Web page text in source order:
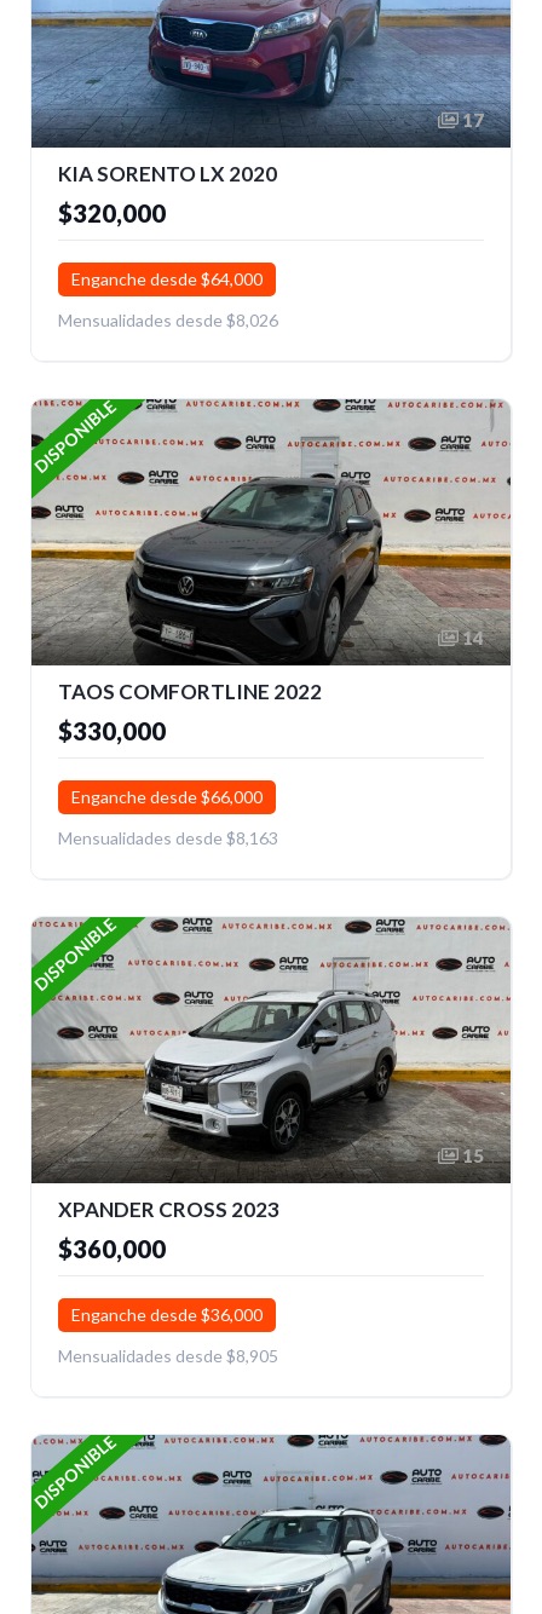
17
KIA SORENTO LX 2020
$320,000
Enganche desde $64,000
Mensualidades desde $8,026
DISPONIBLE
14
TAOS COMFORTLINE 2022
$330,000
Enganche desde $66,000
Mensualidades desde $8,163
DISPONIBLE
15
XPANDER CROSS 2023
$360,000
Enganche desde $36,000
Mensualidades desde $8,905
DISPONIBLE